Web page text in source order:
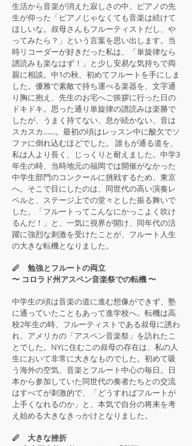
生活から音楽が消えた寂しさの中、ピアノの先
生が仰った「ピアノじゃなくても音楽は続けて
ほしいな。叔母さんもフルーティストだし、や
ってみたら？」という言葉を思い出します。当
時リコーダーが好きだった私は、「単旋律なら
譜読みも楽なはず！」と少し安易な気持ちで両
親に相談。中1の秋、初めてフルートを手にしま
した。優雅で素敵で持ち運べる楽器を、文字通
り胸に抱え、先生のお宅へご挨拶に行った日の
ドキドキ。思った通り単旋律の譜読みは楽勝で
したが、うまく持てない、息が続かない、音は
スカスカ……。最初の頃はレッスン中に酸欠でソ
ファに倒れ込むほどでした。 誰もが通る道を、
私は人より長く、じっくりと耐えました。中学3
年生の時、当時地元の福岡では開催がなかった
中学生部門のコンクールに挑戦するため、東京
へ。そこで目にしたのは、同世代の高い演奏レ
ベルと、ステージ上での堂々とした振る舞いで
した。「フルートってこんなにかっこよく吹け
るんだ！」と、一気に視界が開け、同年代の活
躍に強烈な刺激を受けたことが、フルート人生
の大きな転機となりました。
🪈 勉強とフルートの両立
〜 コロラド州アスペン音楽祭での転機 〜
中学生の頃は音楽の道に進む想像ができず、塾
に通っていたこともあって進学校へ。転機は高
校2年生の時、フルーティストである叔母に誘わ
れ、アメリカの「アスペン音楽祭」を訪れたこ
とでした。NYに住むこの叔母の存在は、私の人
生において非常に大きなものでした。初めて吸
う海外の空気、音楽とフルート中心の毎日。日
本から参加していた同世代の奏者たちとの交流
はすべてが刺激的で、「どうすればフルートが
上手くなれるのか」と、本気で自分の将来を考
え始める大きなきっかけとなりました。
🪈 大きな挫折